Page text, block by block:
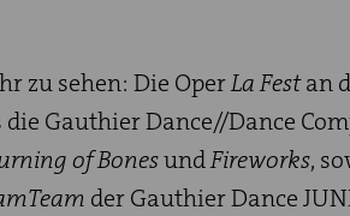
zu sehen: Die OperLa Festan
Gauthier Dance//Dance
of BonesundFireworks,
der Gauthier Dance